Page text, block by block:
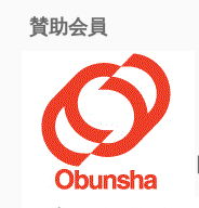
賛助会員